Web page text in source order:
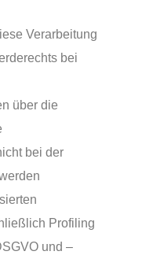
Verarbeitung
bei
über die
bei der
Profiling
und –